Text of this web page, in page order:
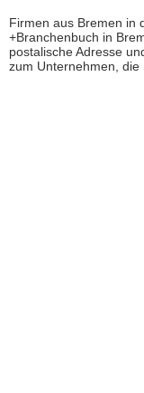
Firmen aus Bremen in
+Branchenbuch in
postalische Adresse
zum Unternehmen, die